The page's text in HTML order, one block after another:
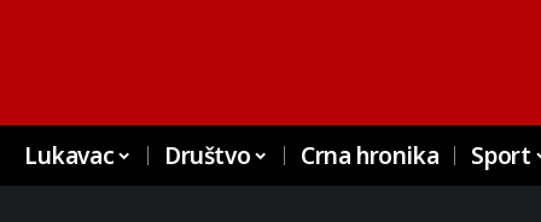
Lukavac Društvo Crna hronika Sport